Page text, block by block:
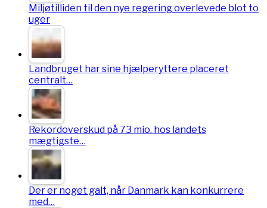
Miljøtilliden til den nye regering overlevede blot to
uger
Landbruget har sine hjælperyttere placeret
centralt…
Rekordoverskud på 73 mio. hos landets
mægtigste…
Der er noget galt, når Danmark kan konkurrere
med…